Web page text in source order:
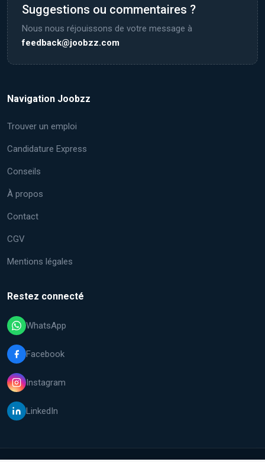
Suggestions ou commentaires ?
Nous nous réjouissons de votre message à
feedback@joobzz.com
Navigation Joobzz
Trouver un emploi
Candidature Express
Conseils
À propos
Contact
CGV
Mentions légales
Restez connecté
WhatsApp
Facebook
Instagram
LinkedIn